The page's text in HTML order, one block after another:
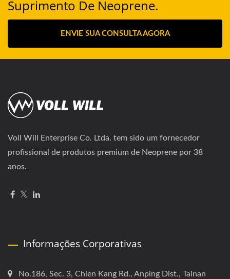
Suprimento De Neoprene.
ENVIE SUA CONSULTA AGORA
Voll Will Enterprise Co. Ltda. tem sido um fornecedor
profissional de produtos premium de Neoprene por 38
anos.
Informações Corporativas
No.186, Sec. 3, Chien Kang Rd., Anping Dist., Tainan